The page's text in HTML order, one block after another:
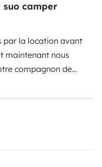
camper
par la location avant
maintenant nous
compagnon de
groupe PILOTE
class 3 ,récent, afin